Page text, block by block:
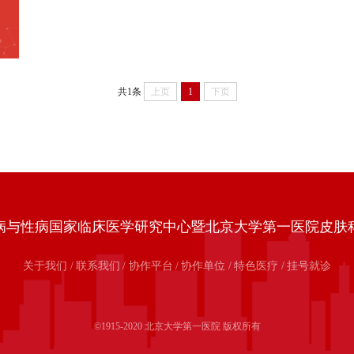
共1条 上页 1 下页
与性病国家临床医学研究中心暨北京大学第一医院皮肤
关于我们 / 联系我们 / 协作平台 / 协作单位 / 特色医疗 / 挂号就诊
©1915-2020 北京大学第一医院 版权所有